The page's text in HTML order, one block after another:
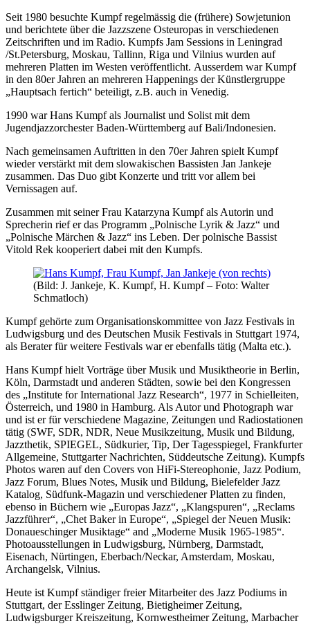
Seit 1980 besuchte Kumpf regelmässig die (frühere) Sowjetunion
und berichtete über die Jazzszene Osteuropas in verschiedenen
Zeitschriften und im Radio. Kumpfs Jam Sessions in Leningrad
/St.Petersburg, Moskau, Tallinn, Riga und Vilnius wurden auf
mehreren Platten im Westen veröffentlicht. Ausserdem war Kumpf
in den 80er Jahren an mehreren Happenings der Künstlergruppe
„Hauptsach fertich“ beteiligt, z.B. auch in Venedig.
1990 war Hans Kumpf als Journalist und Solist mit dem
Jugendjazzorchester Baden-Württemberg auf Bali/Indonesien.
Nach gemeinsamen Auftritten in den 70er Jahren spielt Kumpf
wieder verstärkt mit dem slowakischen Bassisten Jan Jankeje
zusammen. Das Duo gibt Konzerte und tritt vor allem bei
Vernissagen auf.
Zusammen mit seiner Frau Katarzyna Kumpf als Autorin und
Sprecherin rief er das Programm „Polnische Lyrik & Jazz“ und
„Polnische Märchen & Jazz“ ins Leben. Der polnische Bassist
Vitold Rek kooperiert dabei mit den Kumpfs.
(Bild: J. Jankeje, K. Kumpf, H. Kumpf – Foto: Walter
Schmatloch)
Kumpf gehörte zum Organisationskommittee von Jazz Festivals in
Ludwigsburg und des Deutschen Musik Festivals in Stuttgart 1974,
als Berater für weitere Festivals war er ebenfalls tätig (Malta etc.).
Hans Kumpf hielt Vorträge über Musik und Musiktheorie in Berlin,
Köln, Darmstadt und anderen Städten, sowie bei den Kongressen
des „Institute for International Jazz Research“, 1977 in Schielleiten,
Österreich, und 1980 in Hamburg. Als Autor und Photograph war
und ist er für verschiedene Magazine, Zeitungen und Radiostationen
tätig (SWF, SDR, NDR, Neue Musikzeitung, Musik und Bildung,
Jazzthetik, SPIEGEL, Südkurier, Tip, Der Tagesspiegel, Frankfurter
Allgemeine, Stuttgarter Nachrichten, Süddeutsche Zeitung). Kumpfs
Photos waren auf den Covers von HiFi-Stereophonie, Jazz Podium,
Jazz Forum, Blues Notes, Musik und Bildung, Bielefelder Jazz
Katalog, Südfunk-Magazin und verschiedener Platten zu finden,
ebenso in Büchern wie „Europas Jazz“, „Klangspuren“, „Reclams
Jazzführer“, „Chet Baker in Europe“, „Spiegel der Neuen Musik:
Donaueschinger Musiktage“ and „Moderne Musik 1965-1985“.
Photoausstellungen in Ludwigsburg, Nürnberg, Darmstadt,
Eisenach, Nürtingen, Eberbach/Neckar, Amsterdam, Moskau,
Archangelsk, Vilnius.
Heute ist Kumpf ständiger freier Mitarbeiter des Jazz Podiums in
Stuttgart, der Esslinger Zeitung, Bietigheimer Zeitung,
Ludwigsburger Kreiszeitung, Kornwestheimer Zeitung, Marbacher